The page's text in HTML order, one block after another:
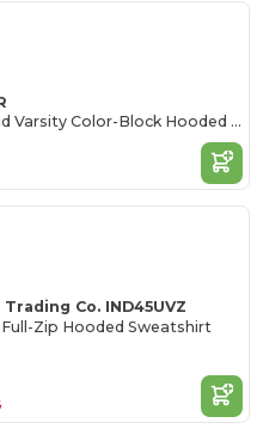
Unisex NuBlend Varsity Color-Block Hooded Sweatshirt
Co. IND45UVZ
Zip Hooded Sweatshirt